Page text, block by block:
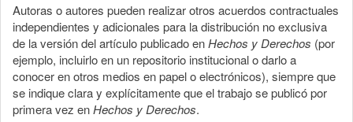
Autoras o autores pueden realizar otros acuerdos contractuales
independientes y adicionales para la distribución no exclusiva
de la versión del artículo publicado enHechos y Derechos (por
ejemplo, incluirlo en un repositorio institucional o darlo a
conocer en otros medios en papel o electrónicos), siempre que
se indique clara y explícitamente que el trabajo se publicó por
primera vez enHechos y Derechos.